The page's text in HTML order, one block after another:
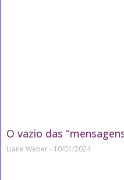
O vazio das
Liane Weber 10/01/2024